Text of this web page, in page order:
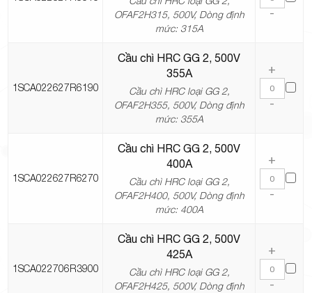
OFAF2H315, 500V, Dòng định
mức: 315A
-
1SCA022627R6190
Cầu chì HRC GG 2, 500V
355A
Cầu chì HRC loại GG 2,
OFAF2H355, 500V, Dòng định
mức: 355A
+
-
1SCA022627R6270
Cầu chì HRC GG 2, 500V
400A
Cầu chì HRC loại GG 2,
OFAF2H400, 500V, Dòng định
mức: 400A
+
-
1SCA022706R3900
Cầu chì HRC GG 2, 500V
425A
Cầu chì HRC loại GG 2,
OFAF2H425, 500V, Dòng định
+
-